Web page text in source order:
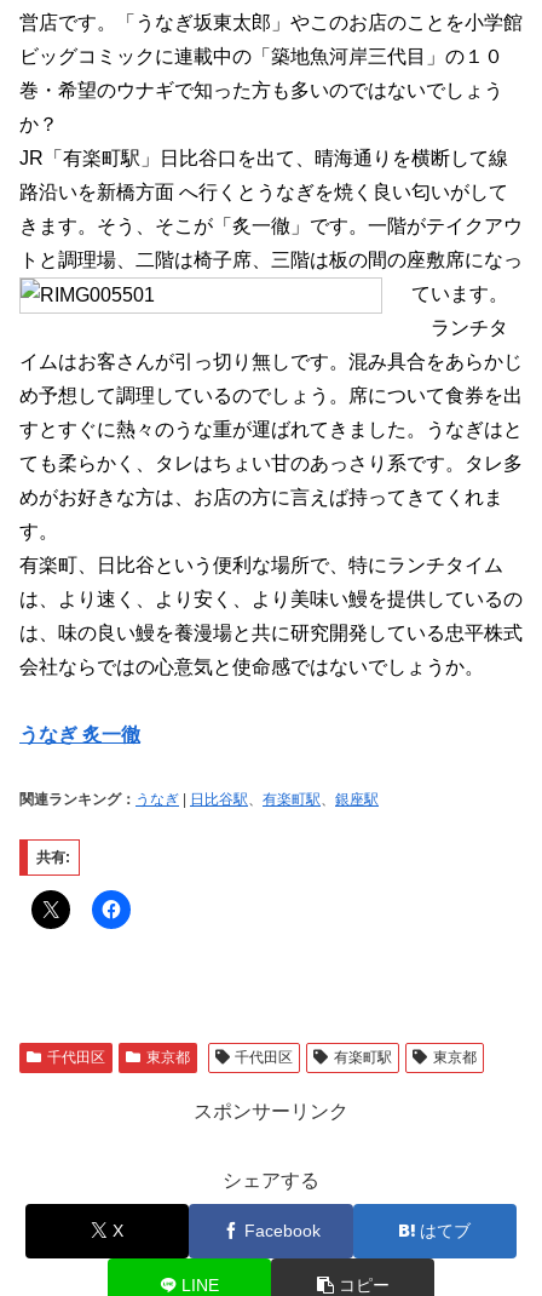
営店です。「うなぎ坂東太郎」やこのお店のことを小学館
ビッグコミックに連載中の「築地魚河岸三代目」の１０
巻・希望のウナギで知った方も多いのではないでしょう
か？
JR「有楽町駅」日比谷口を出て、晴海通りを横断して線
路沿いを新橋方面 へ行くとうなぎを焼く良い匂いがして
きます。そう、そこが「炙一徹」です。一階がテイクアウ
トと調理場、二階は椅子席、三階は板の間の座敷席になっ
ています。
ランチタ
イムはお客さんが引っ切り無しです。混み具合をあらかじ
め予想して調理しているのでしょう。席について食券を出
すとすぐに熱々のうな重が運ばれてきました。うなぎはと
ても柔らかく、タレはちょい甘のあっさり系です。タレ多
めがお好きな方は、お店の方に言えば持ってきてくれま
す。
有楽町、日比谷という便利な場所で、特にランチタイム
は、より速く、より安く、より美味い鰻を提供しているの
は、味の良い鰻を養漫場と共に研究開発している忠平株式
会社ならではの心意気と使命感ではないでしょうか。
うなぎ 炙一徹
関連ランキング： うなぎ 日比谷駅、 有楽町駅、 銀座駅
共有:
千代田区 東京都 千代田区 有楽町駅 東京都
スポンサーリンク
シェアする
X Facebook はてブ
LINE コピー